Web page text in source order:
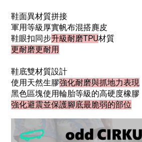
鞋面異材質拼接
軍用等級厚實帆布混搭麂皮
鞋眼扣同步升級耐磨TPU材質
更耐磨更耐用
鞋底雙材質設計
使用天然生膠強化耐磨與抓地力表現
黑色區塊使用輪胎等級的高硬度橡膠
強化避震並保護腳底最脆弱的部位